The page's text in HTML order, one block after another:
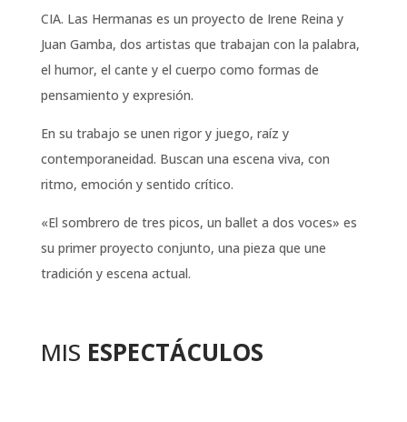
CIA. Las Hermanas es un proyecto de Irene Reina y
Juan Gamba, dos artistas que trabajan con la palabra,
el humor, el cante y el cuerpo como formas de
pensamiento y expresión.
En su trabajo se unen rigor y juego, raíz y
contemporaneidad. Buscan una escena viva, con
ritmo, emoción y sentido crítico.
«El sombrero de tres picos, un ballet a dos voces» es
su primer proyecto conjunto, una pieza que une
tradición y escena actual.
MIS ESPECTÁCULOS